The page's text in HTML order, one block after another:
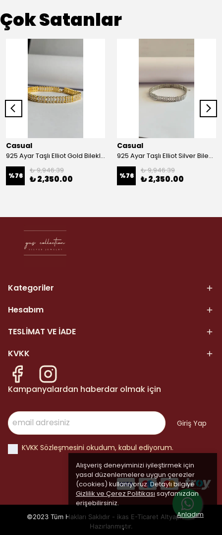
Alışveriş deneyiminizi iyileştirmek için
yasal düzenlemelere uygun çerezler
(cookies) kullanıyoruz. Detaylı bilgiye
Gizlilik ve Çerez Politikası sayfamızdan
erişebilirsiniz.
Anladım
Çok Satanlar
Casual
925 Ayar Taşlı Elliot Gold Bileklik
%76
₺ 9,946.39
₺ 2,350.00
Casual
925 Ayar Taşlı Elliot Silver Bileklik
%76
₺ 9,946.39
₺ 2,350.00
Kategoriler
Hesabım
TESLİMAT VE İADE
KVKK
Kampanyalardan haberdar olmak için
Giriş Yap
KVKK Sözleşmesini okudum, kabul ediyorum.
©2023 Tüm Hakları Saklıdır - ikas E-Ticaret Altyapısı ile
Hazırlanmıştır.